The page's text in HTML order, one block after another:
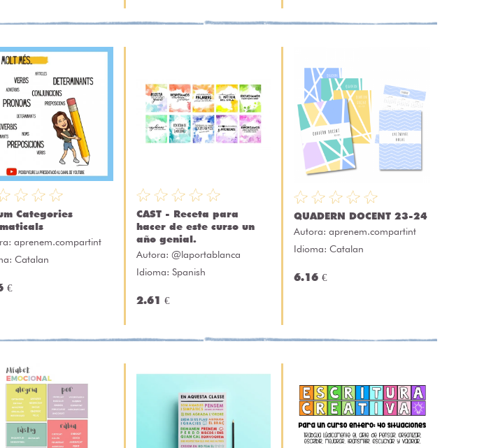
Categories
aprenem.compartint
Catalan
€
CAST - Receta para
hacer de este curso un
año genial.
Autora: @laportablanca
Idioma: Spanish
2.61 €
QUADERN DOCENT 23-24
Autora: aprenem.compartint
Idioma: Catalan
6.16 €